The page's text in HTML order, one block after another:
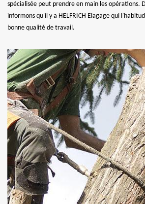
spécialisée peut prendre en main les opérations.
informons qu'il y a HELFRICH Elagage qui
bonne qualité de travail.